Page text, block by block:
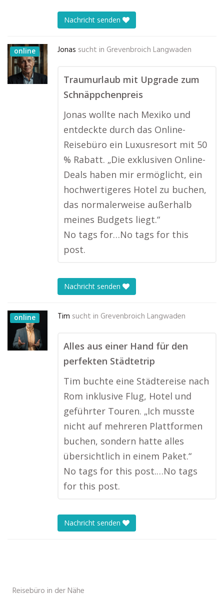
Nachricht senden
online Jonas sucht in Grevenbroich Langwaden
Traumurlaub mit Upgrade zum
Schnäppchenpreis
Jonas wollte nach Mexiko und
entdeckte durch das Online-
Reisebüro ein Luxusresort mit 50
% Rabatt. „Die exklusiven Online-
Deals haben mir ermöglicht, ein
hochwertigeres Hotel zu buchen,
das normalerweise außerhalb
meines Budgets liegt.“
No tags for…No tags for this
post.
Nachricht senden
online Tim sucht in Grevenbroich Langwaden
Alles aus einer Hand für den
perfekten Städtetrip
Tim buchte eine Städtereise nach
Rom inklusive Flug, Hotel und
geführter Touren. „Ich musste
nicht auf mehreren Plattformen
buchen, sondern hatte alles
übersichtlich in einem Paket.“
No tags for this post.…No tags
for this post.
Nachricht senden
Reisebüro in der Nähe